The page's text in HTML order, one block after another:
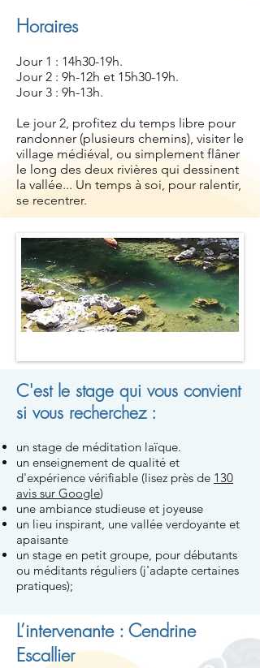
Horaires
Jour 1 : 14h30-19h.
Jour 2 : 9h-12h et 15h30-19h.
Jour 3 : 9h-13h.
Le jour 2, profitez du temps libre pour
randonner (plusieurs chemins), visiter le
village médiéval, ou simplement flâner
le long des deux rivières qui dessinent
la vallée... Un temps à soi, pour ralentir,
se recentrer.
L’intervenante : Cendrine
Escallier
C'est le stage qui vous convient
si vous recherchez :
un stage de méditation laïque.
un enseignement de qualité et
d'expérience vérifiable (lisez près de 130
avis sur Google)
une ambiance studieuse et joyeuse
​un lieu inspirant, une vallée verdoyante et
apaisante
un stage en petit groupe, pour débutants
ou méditants réguliers (j'adapte certaines
pratiques);